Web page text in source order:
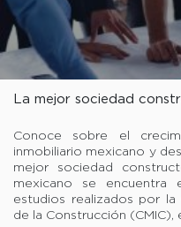
La mejor sociedad
Conoce sobre el
inmobiliario mexicano y
mejor sociedad
mexicano se encuentra
estudios realizados por la
de la Construcción